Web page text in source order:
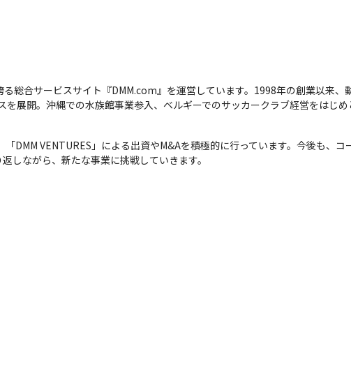
総合サービスサイト『DMM.com』を運営しています。1998年の創業以来、
展開。沖縄での水族館事業参入、ベルギーでのサッカークラブ経営をはじ
DMM VENTURES」による出資やM&Aを積極的に行っています。今後も、
しながら、新たな事業に挑戦していきます。